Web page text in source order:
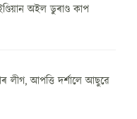
অইল ডুৰাণ্ড কাপ
লীগ, আপত্তি দৰ্শালে আছুৱে